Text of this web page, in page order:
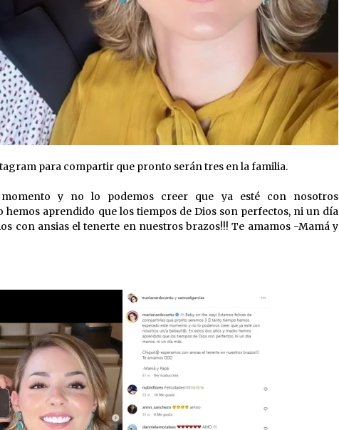
para compartir que pronto serán tres en la familia.
momento y no lo podemos creer que ya esté con nosotros
hemos aprendido que los tiempos de Dios son perfectos, ni un día
con ansias el tenerte en nuestros brazos!!! Te amamos -Mamá y